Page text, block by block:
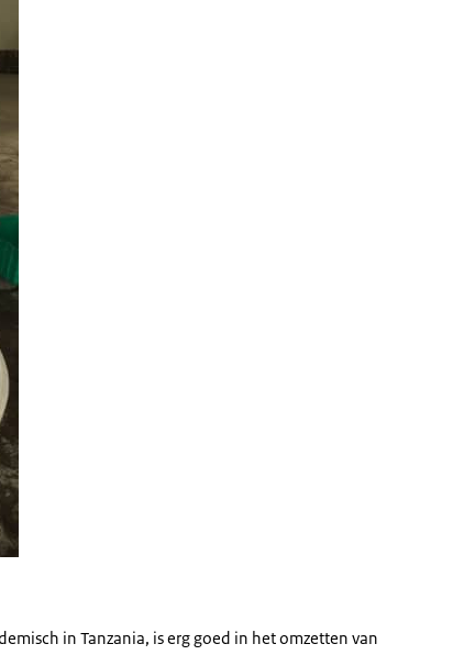
in Tanzania, is erg goed in het omzetten van